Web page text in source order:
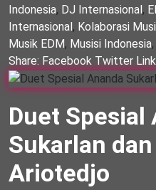
Indonesia, DJ Internasional,
Internasional, Kolaborasi
Musik EDM, Musisi Indonesia,
Share: Facebook Twitter
Duet Spesial
Sukarlan
Ariotedjo